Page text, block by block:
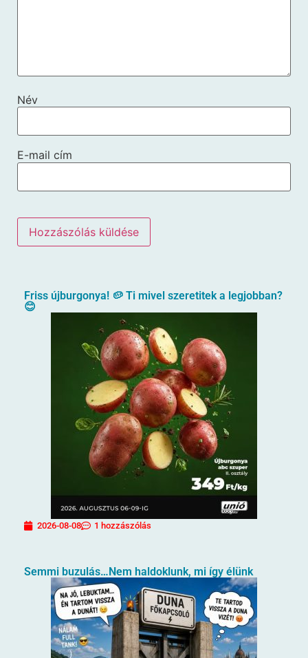
Név
E-mail cím
Friss újburgonya! 🥔 Ti mivel szeretitek a legjobban?
😊
2026-08-08 1 hozzászólás
Semmi buzulás…Nem haldoklunk, mi így élünk